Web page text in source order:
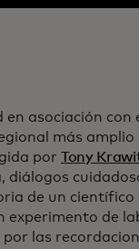
asociación con
más
por Tony
diálogos
de un
experimento de
las